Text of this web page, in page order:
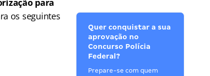
para
os seguintes
Quer conquistar a sua
aprovação no
Concurso Polícia
Federal?
Prepare-se com quem